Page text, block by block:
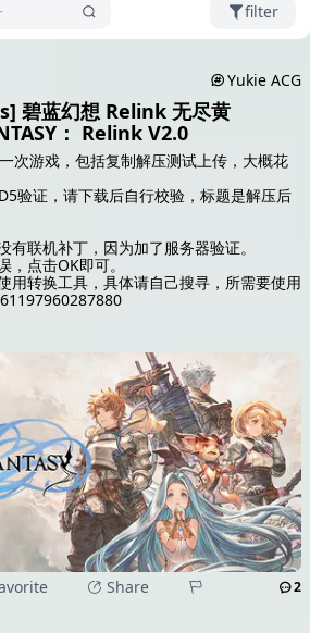
filter
Yukie ACG
碧蓝幻想 Relink 无尽黄
： Relink V2.0
次游戏，包括复制解压测试上传，大概花
验证，请下载后自行校验，标题是解压后
有联机补丁，因为加了服务器验证。
点击OK即可。
用转换工具，具体请自己搜寻，所需要使用
Share 2